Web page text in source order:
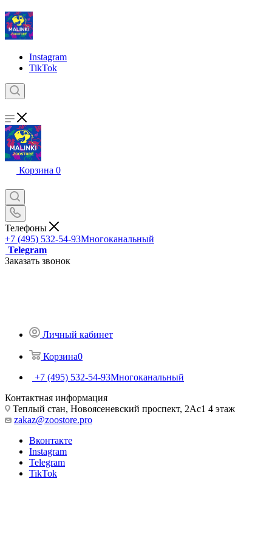
Instagram
TikTok
Корзина 0
Телефоны
+7 (495) 532-54-93Многоканальный
Telegram
Заказать звонок
Личный кабинет
Корзина0
+7 (495) 532-54-93Многоканальный
Контактная информация
Теплый стан, Новоясеневский проспект, 2Ас1 4 этаж
zakaz@zoostore.pro
Вконтакте
Instagram
Telegram
TikTok